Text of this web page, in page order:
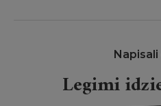
Napisali
Legimi